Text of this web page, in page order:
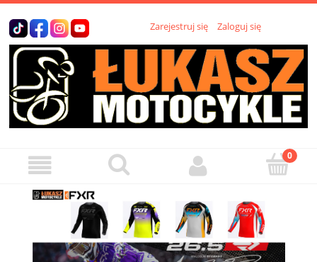
Zarejestruj się Zaloguj się